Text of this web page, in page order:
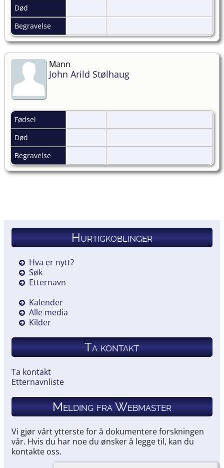
Død
Begravelse
Mann
John Arild Stølhaug
Fødsel
Død
Begravelse
Hurtigkoblinger
Hva er nytt?
Søk
Etternavn
Kalender
Alle media
Kilder
Ta kontakt
Ta kontakt
Etternavnliste
Melding fra Webmaster
Vi gjør vårt ytterste for å dokumentere forskningen
vår. Hvis du har noe du ønsker å legge til, kan du
kontakte oss.